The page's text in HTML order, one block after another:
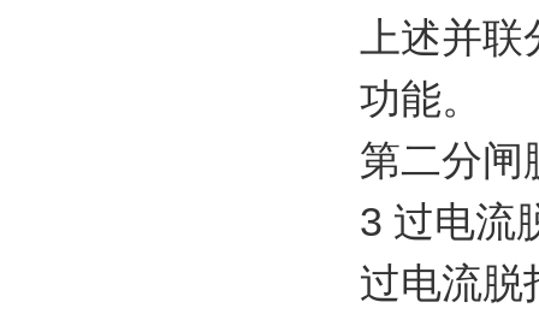
上述并
功能。
第二分闸
3 过电流
过电流脱